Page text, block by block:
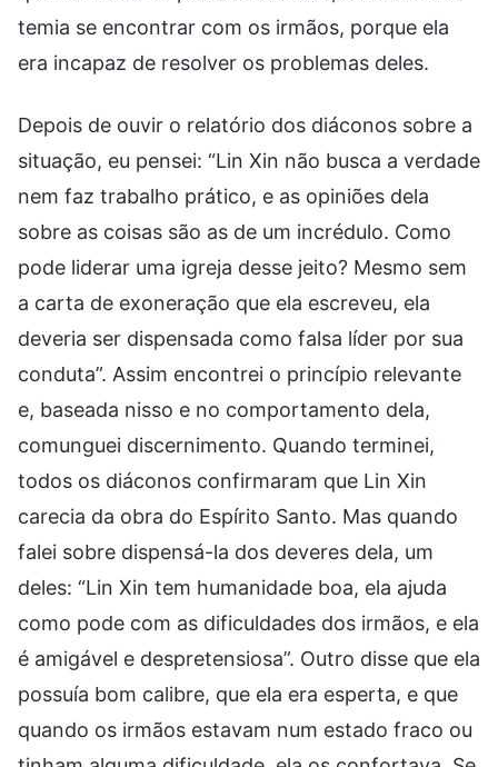
temia se encontrar com os irmãos, porque ela
era incapaz de resolver os problemas deles.
Depois de ouvir o relatório dos diáconos sobre a
situação, eu pensei: “Lin Xin não busca a verdade
nem faz trabalho prático, e as opiniões dela
sobre as coisas são as de um incrédulo. Como
pode liderar uma igreja desse jeito? Mesmo sem
a carta de exoneração que ela escreveu, ela
deveria ser dispensada como falsa líder por sua
conduta”. Assim encontrei o princípio relevante
e, baseada nisso e no comportamento dela,
comunguei discernimento. Quando terminei,
todos os diáconos confirmaram que Lin Xin
carecia da obra do Espírito Santo. Mas quando
falei sobre dispensá-la dos deveres dela, um
deles: “Lin Xin tem humanidade boa, ela ajuda
como pode com as dificuldades dos irmãos, e ela
é amigável e despretensiosa”. Outro disse que ela
possuía bom calibre, que ela era esperta, e que
quando os irmãos estavam num estado fraco ou